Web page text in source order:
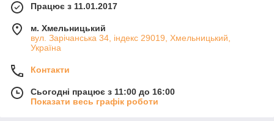
Працює з 11.01.2017
м. Хмельницький
вул. Зарічанська 34, індекс 29019, Хмельницький,
Україна
Контакти
Сьогодні працює з 11:00 до 16:00
Показати весь графік роботи